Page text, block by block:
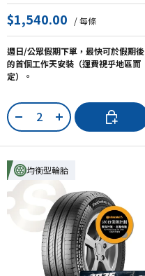
$1,540.00 / 每條
週日/公眾假期下單，最快可於假期後
的首個工作天安裝（運費視乎地區而
定）。
數量
- +
加入購物車
均衡型輪胎